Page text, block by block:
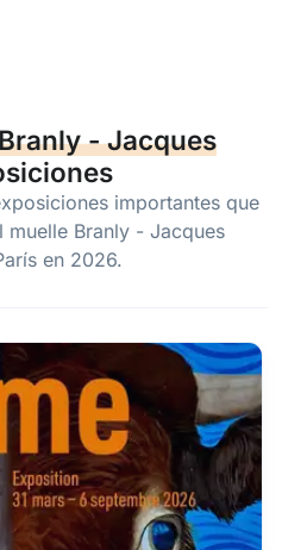
- Jacques
importantes que
muelle Branly - Jacques
en 2026.